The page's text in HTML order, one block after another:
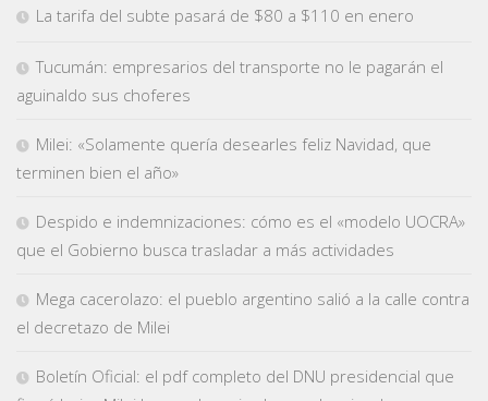
La tarifa del subte pasará de $80 a $110 en enero
Tucumán: empresarios del transporte no le pagarán el
aguinaldo sus choferes
Milei: «Solamente quería desearles feliz Navidad, que
terminen bien el año»
Despido e indemnizaciones: cómo es el «modelo UOCRA»
que el Gobierno busca trasladar a más actividades
Mega cacerolazo: el pueblo argentino salió a la calle contra
el decretazo de Milei
Boletín Oficial: el pdf completo del DNU presidencial que